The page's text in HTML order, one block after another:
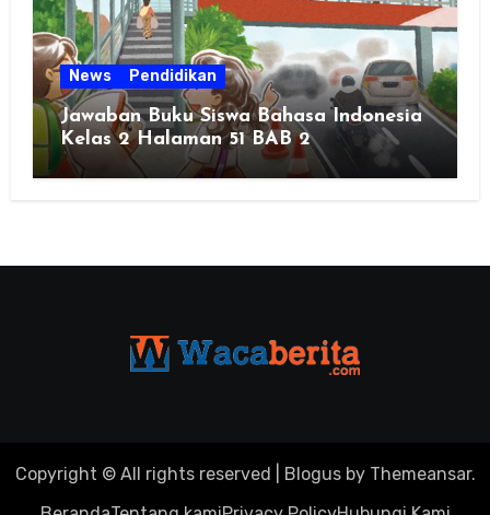
News Pendidikan
Jawaban Buku Siswa Bahasa Indonesia
Kelas 2 Halaman 51 BAB 2
Copyright © All rights reserved Blogusby Themeansar.